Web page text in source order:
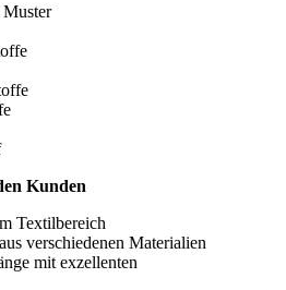
Kunden
Textilbereich
verschiedenen Materialien
mit exzellenten